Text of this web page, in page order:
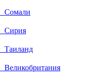
Сомали
Сирия
Таиланд
Великобритания